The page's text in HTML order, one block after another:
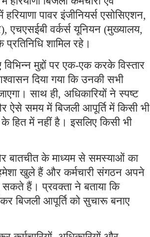
पावर इंजीनियर्स एसोसिएशन,
एचएसईबी वर्कर्स यूनियन (मुख्यालय,
शामिल रहे।
विभिन्न मुद्दों पर एक-एक करके विस्तार
दिया गया कि उनकी सभी
साथ ही, अधिकारियों ने स्पष्ट
ऐसे समय में बिजली आपूर्ति में किसी भी
हित में नहीं है। इसलिए किसी भी
बातचीत के माध्यम से समस्याओं का
खुले हैं और कर्मचारी संगठन अपने
सकते हैं। प्रवक्ता ने बताया कि
बिजली आपूर्ति को सुचारू बनाए